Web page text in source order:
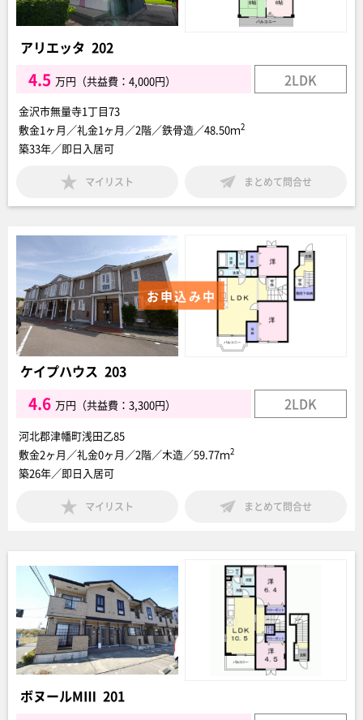
アリエッタ 202
4.5 万円（共益費：4,000円） 2LDK
金沢市無量寺1丁目73
敷金1ヶ月／礼金1ヶ月／2階／鉄骨造／48.50ｍ2
築33年／即日入居可
マイリスト まとめて問合せ
お申込み中
ケイプハウス 203
4.6 万円（共益費：3,300円） 2LDK
河北郡津幡町浅田乙85
敷金2ヶ月／礼金0ヶ月／2階／木造／59.77ｍ2
築26年／即日入居可
マイリスト まとめて問合せ
ボヌールMⅢ 201